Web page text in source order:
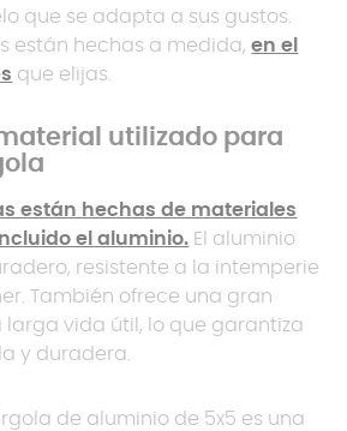
que se adapta a sus gustos.
están hechas a medida,en el
que elijas.
utilizado para
están hechas de materiales
el aluminio. El aluminio
resistente a la intemperie
También ofrece una gran
vida útil, lo que garantiza
y duradera.
de aluminio de 5x5 es una